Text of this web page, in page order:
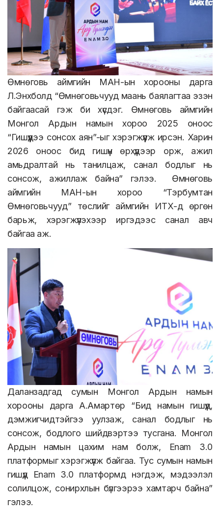
Өмнөговь аймгийн МАН-ын хорооны дарга
Л.Энхболд “Өмнөговьчууд маань баялагтаа эзэн
байгаасай гэж би хүсдэг. Өмнөговь аймгийн
Монгол Ардын намын хороо 2025 оноос
“Гишүүдээ сонсох аян”-ыг хэрэгжүүлж ирсэн. Харин
2026 оноос бид гишүүн өрхүүдээр орж, ажил
амьдралтай нь танилцаж, санал бодлыг нь
сонсож, ажиллаж байна” гэлээ. Өмнөговь
аймгийн МАН-ын хороо “Тэрбумтан
Өмнөговьчууд” төслийг аймгийн ИТХ-д өргөн
барьж, хэрэгжүүлэхээр иргэдээс санал авч
байгаа аж.
Даланзадгад сумын Монгол Ардын намын
хорооны дарга А.Амартөр “Бид намын гишүүд,
дэмжигчидтэйгээ уулзаж, санал бодлыг нь
сонсож, бодлого шийдвэртээ тусгана. Монгол
Ардын намын цахим нам болж, Enam 3.0
платформыг хэрэгжүүлж байгаа. Тус сумын намын
гишүүд Enam 3.0 платформд нэгдэж, мэдээлэл
солилцож, сонирхлын бүлгээрээ хамтарч байна”
гэлээ.